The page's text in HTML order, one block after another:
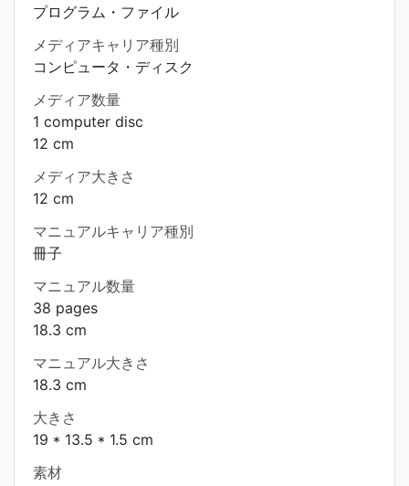
プログラム・ファイル
メディアキャリア種別
コンピュータ・ディスク
メディア数量
1 computer disc
12 cm
メディア大きさ
12 cm
マニュアルキャリア種別
冊子
マニュアル数量
38 pages
18.3 cm
マニュアル大きさ
18.3 cm
大きさ
19 * 13.5 * 1.5 cm
素材